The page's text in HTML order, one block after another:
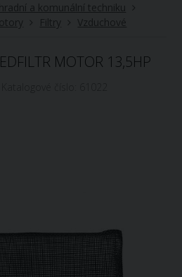
a komunální techniku
Filtry Vzduchové
MOTOR 13,5HP